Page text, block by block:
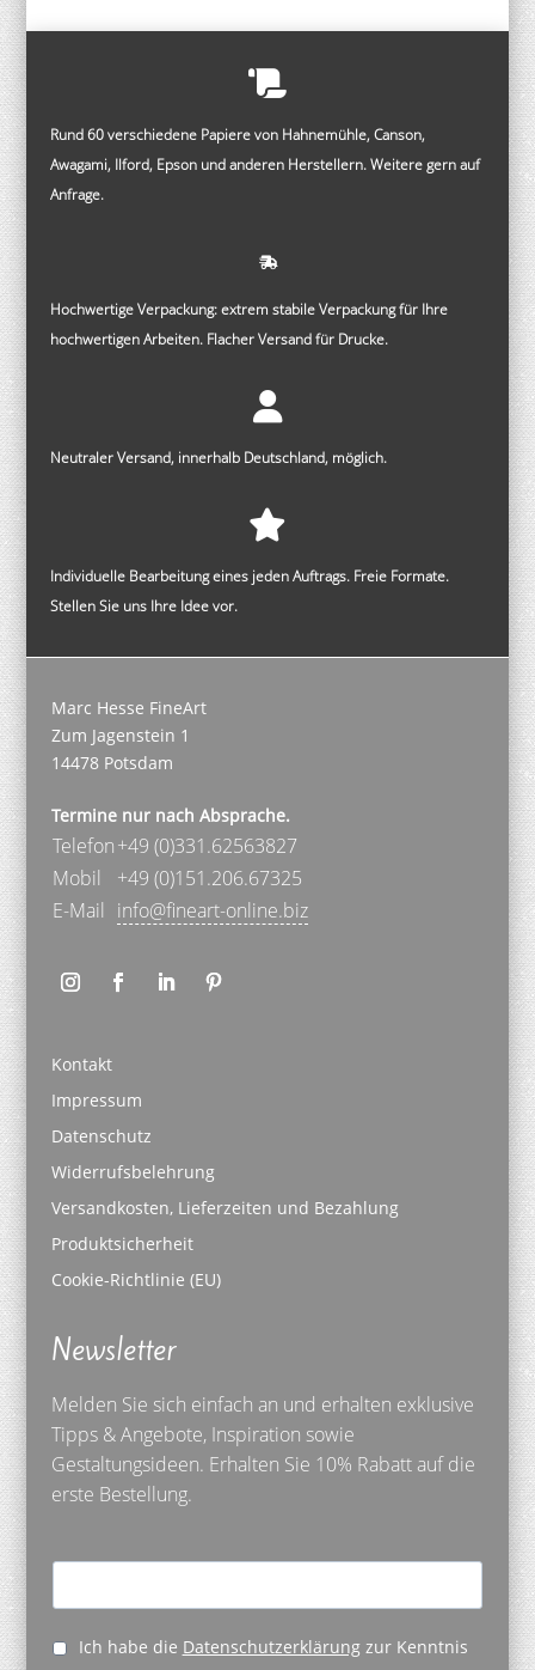
Rund 60 verschiedene Papiere von Hahnemühle, Canson,
Awagami, Ilford, Epson und anderen Herstellern. Weitere gern auf
Anfrage.
Hochwertige Verpackung: extrem stabile Verpackung für Ihre
hochwertigen Arbeiten. Flacher Versand für Drucke.
Neutraler Versand, innerhalb Deutschland, möglich.
Individuelle Bearbeitung eines jeden Auftrags. Freie Formate.
Stellen Sie uns Ihre Idee vor.
Marc Hesse FineArt
Zum Jagenstein 1
14478 Potsdam
Termine nur nach Absprache.
Telefon+49 (0)331.62563827
Mobil
+49 (0)151.206.67325
E-Mail info@fineart-online.biz
Kontakt
Impressum
Datenschutz
Widerrufsbelehrung
Versandkosten, Lieferzeiten und Bezahlung
Produktsicherheit
Cookie-Richtlinie (EU)
Newsletter
Melden Sie sich einfach an und erhalten exklusive
Tipps & Angebote, Inspiration sowie
Gestaltungsideen. Erhalten Sie 10% Rabatt auf die
erste Bestellung.
Ich habe die Datenschutzerklärungzur Kenntnis